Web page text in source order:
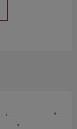
will open in a new